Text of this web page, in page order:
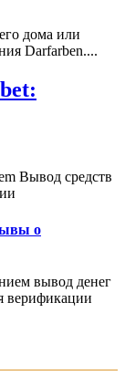
дома или
Darfarben....
Вывод средств
о
вывод денег
верификации